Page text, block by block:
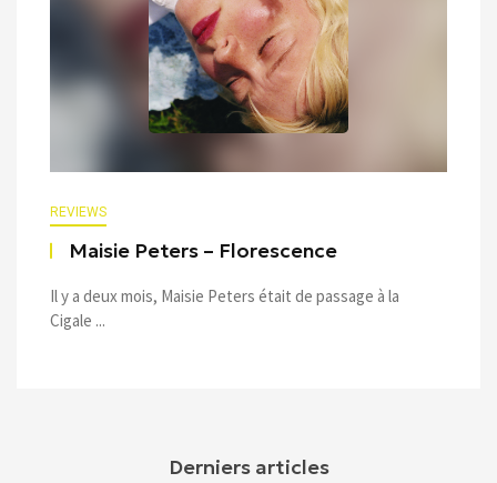
REVIEWS
Maisie Peters – Florescence
Il y a deux mois, Maisie Peters était de passage à la
Cigale ...
Derniers articles